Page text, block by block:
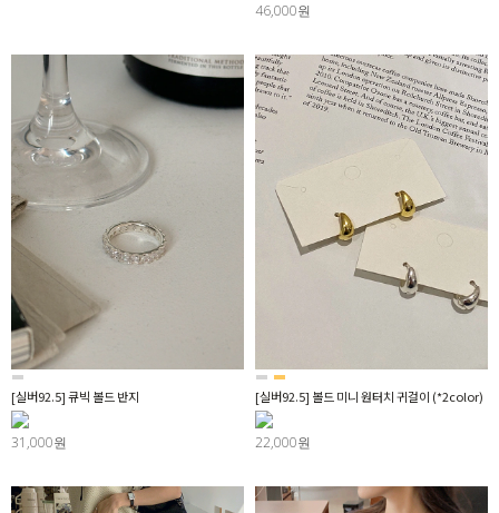
46,000원
[실버92.5] 큐빅 볼드 반지
31,000원
[실버92.5] 볼드 미니 원터치 귀걸이 (*2color)
22,000원